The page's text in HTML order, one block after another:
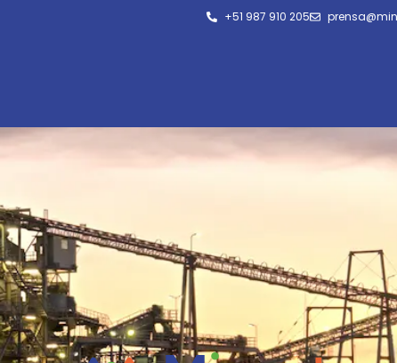
+51 987 910 205